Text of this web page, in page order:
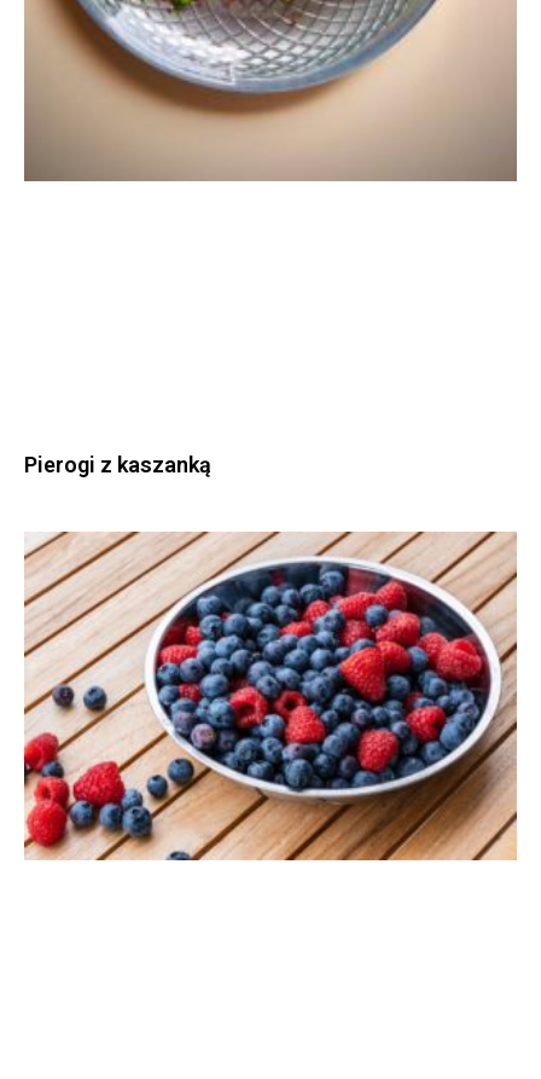
Pierogi z kaszanką